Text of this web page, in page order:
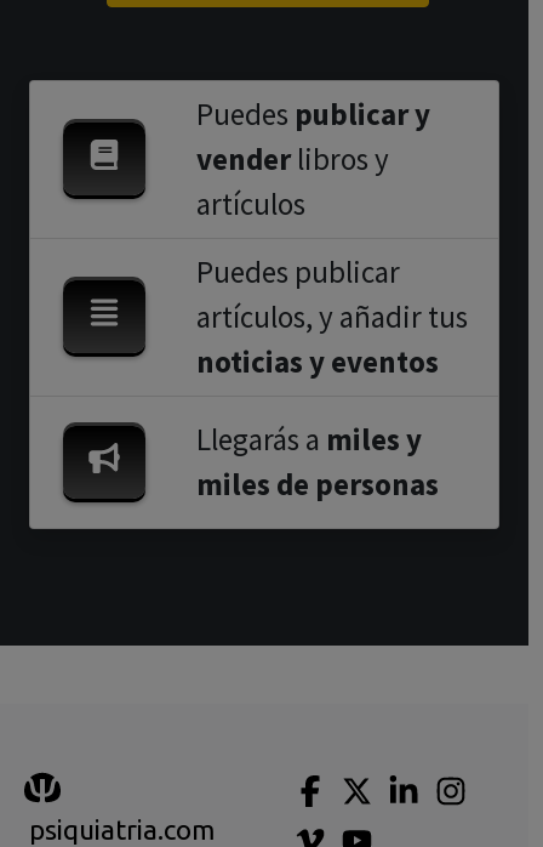
Puedes publicar y
venderlibros y
artículos
Puedes publicar
artículos, y añadir tus
noticias y eventos
Llegarás a miles y
miles de personas
psiquiatria.com